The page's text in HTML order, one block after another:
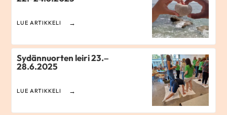
LUE ARTIKKELI
Sydännuorten leiri 23.–
28.6.2025
LUE ARTIKKELI